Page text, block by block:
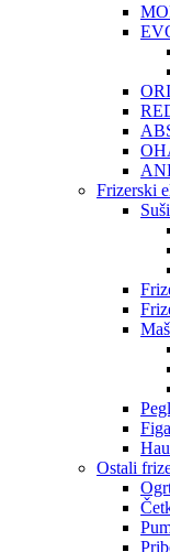
Frizerski
Ostali